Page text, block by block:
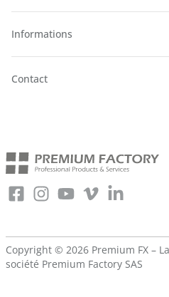
Informations
Contact
Copyright © 2026 Premium FX –
société Premium Factory SAS